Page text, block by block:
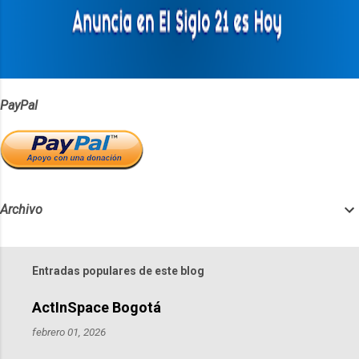
PayPal
Archivo
Entradas populares de este blog
ActInSpace Bogotá
febrero 01, 2026